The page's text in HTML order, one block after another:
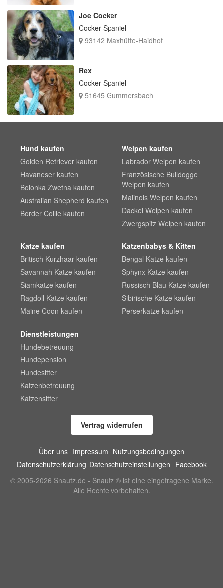
Joe Cocker
Cocker Spaniel
93142 Maxhütte-Haidhof
Rex
Cocker Spaniel
51645 Gummersbach
Hund kaufen
Golden Retriever kaufen
Havaneser kaufen
Bolonka Zwetna kaufen
Australian Shepherd kaufen
Border Collie kaufen
Welpen kaufen
Labrador Welpen kaufen
Französische Bulldogge
Welpen kaufen
Malinois Welpen kaufen
Dackel Welpen kaufen
Zwergspitz Welpen kaufen
Katze kaufen
Britisch Kurzhaar kaufen
Savannah Katze kaufen
Siamkatze kaufen
Ragdoll Katze kaufen
Maine Coon kaufen
Katzenbabys & Kitten
Bengal Katze kaufen
Sphynx Katze kaufen
Russisch Blau Katze kaufen
Sibirische Katze kaufen
Perserkatze kaufen
Dienstleistungen
Hundebetreuung
Hundepension
Hundesitter
Katzenbetreuung
Katzensitter
Vertrag widerrufen
Über uns Impressum Nutzungsbedingungen
Datenschutzerklärung Datenschutzeinstellungen Facebook
© 2005-2026 Snautz.de - Snautz ® ist eine eingetragene Marke.
Alle Rechte vorbehalten.